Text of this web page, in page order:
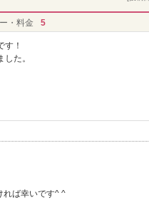
・料金 5
！
た。
れば幸いです^ ^